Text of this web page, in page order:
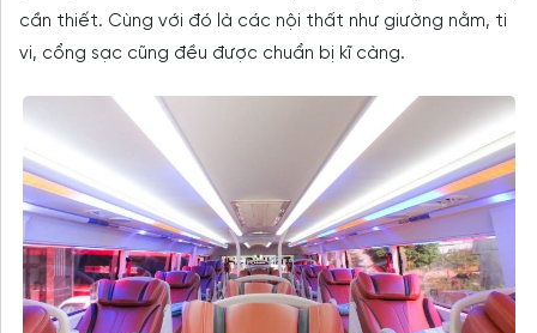
cần thiết. Cùng với đó là các nội thất như giường nằm, ti
vi, cổng sạc cũng đều được chuẩn bị kĩ càng.